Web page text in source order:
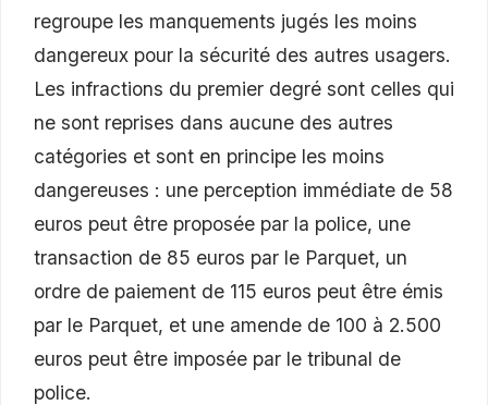
regroupe les manquements jugés les moins
dangereux pour la sécurité des autres usagers.
Les infractions du premier degré sont celles qui
ne sont reprises dans aucune des autres
catégories et sont en principe les moins
dangereuses : une perception immédiate de 58
euros peut être proposée par la police, une
transaction de 85 euros par le Parquet, un
ordre de paiement de 115 euros peut être émis
par le Parquet, et une amende de 100 à 2.500
euros peut être imposée par le tribunal de
police.